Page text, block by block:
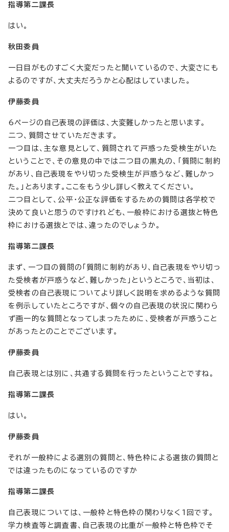
指導第二課長
はい。
秋田委員
一日目がものすごく大変だったと聞いているので、大変さにも
よるのですが、大丈夫だろうかと心配はしていました。
伊藤委員
6ページの自己表現の評価は、大変難しかったと思います。
二つ、質問させていただきます。
一つ目は、主な意見として、質問されて戸惑った受検生がいた
ということで、その意見の中では二つ目の黒丸の、「質問に制約
があり、自己表現をやり切った受検生が戸惑うなど、難しかっ
た。」とあります。ここをもう少し詳しく教えてください。
二つ目として、公平・公正な評価をするための質問は各学校で
決めて良いと思うのですけれども、一般枠における選抜と特色
枠における選抜とでは、違ったのでしょうか。
指導第二課長
まず、一つ目の質問の「質問に制約があり、自己表現をやり切っ
た受検者が戸惑うなど、難しかった」というところで、当初は、
受検者の自己表現についてより詳しく説明を求めるような質問
を例示していたところですが、個々の自己表現の状況に関わら
ず画一的な質問となってしまったために、受検者が戸惑うこと
があったとのことでございます。
伊藤委員
自己表現とは別に、共通する質問を行ったということですね。
指導第二課長
はい。
伊藤委員
それが一般枠による選別の質問と、特色枠による選抜の質問と
では違ったものになっているのですか
指導第二課長
自己表現については、一般枠と特色枠の関わりなく1回です。
学力検査等と調査書、自己表現の比重が一般枠と特色枠でそ